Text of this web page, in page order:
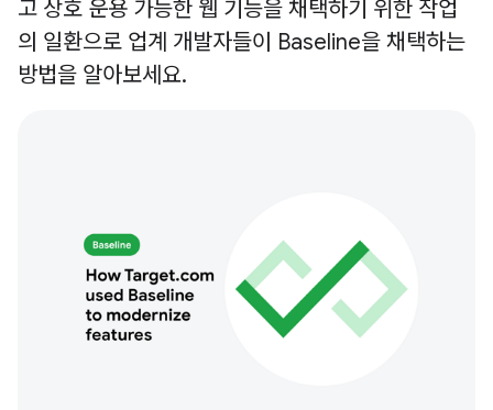
고 상호 운용 가능한 웹 기능을 채택하기 위한 작업
의 일환으로 업계 개발자들이 Baseline을 채택하는
방법을 알아보세요.